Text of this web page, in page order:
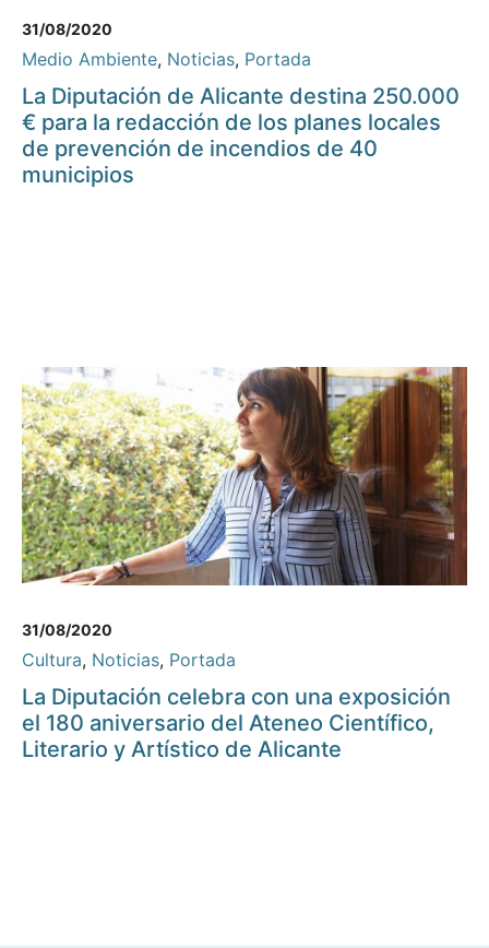
31/08/2020
Medio Ambiente, Noticias, Portada
La Diputación de Alicante destina 250.000
€ para la redacción de los planes locales
de prevención de incendios de 40
municipios
31/08/2020
Cultura, Noticias, Portada
La Diputación celebra con una exposición
el 180 aniversario del Ateneo Científico,
Literario y Artístico de Alicante